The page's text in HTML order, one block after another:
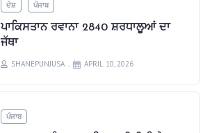
ਦੇਸ਼ ਪੰਜਾਬ
ਪਾਕਿਸਤਾਨ ਰਵਾਨਾ 2840 ਸ਼ਰਧਾਲੂਆਂ ਦਾ
ਜੱਥਾ
SHANEPUNJUSA APRIL 10, 2026
ਪੰਜਾਬ